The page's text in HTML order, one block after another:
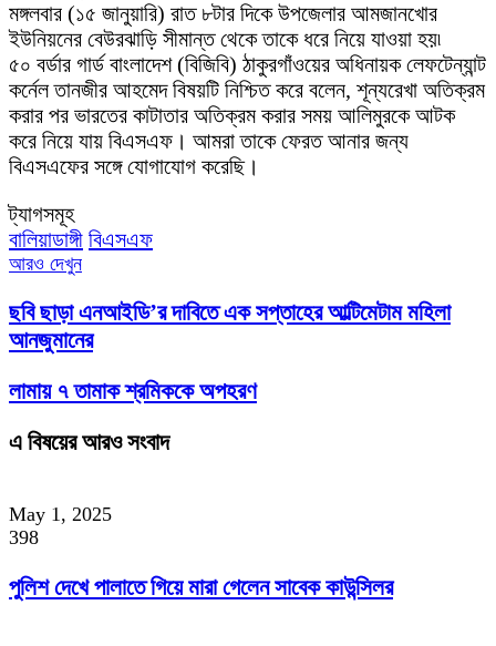
মঙ্গলবার (১৫ জানুয়ারি) রাত ৮টার দিকে উপজেলার আমজানখোর
ইউনিয়নের বেউরঝাড়ি সীমান্ত থেকে তাকে ধরে নিয়ে যাওয়া হয়৷
৫০ বর্ডার গার্ড বাংলাদেশ (বিজিবি) ঠাকুরগাঁওয়ের অধিনায়ক লেফটেন্যান্ট
কর্নেল তানজীর আহমেদ বিষয়টি নিশ্চিত করে বলেন, শূন্যরেখা অতিক্রম
করার পর ভারতের কাটাতার অতিক্রম করার সময় আলিমুরকে আটক
করে নিয়ে যায় বিএসএফ। আমরা তাকে ফেরত আনার জন্য
বিএসএফের সঙ্গে যোগাযোগ করেছি।
ট্যাগসমূহ
বালিয়াডাঙ্গী বিএসএফ
আরও দেখুন
ছবি ছাড়া এনআইডি’র দাবিতে এক সপ্তাহের আল্টিমেটাম মহিলা
আনজুমানের
লামায় ৭ তামাক শ্রমিককে অপহরণ
এ বিষয়ের আরও সংবাদ
May 1, 2025
398
পুলিশ দেখে পালাতে গিয়ে মারা গেলেন সাবেক কাউন্সিলর